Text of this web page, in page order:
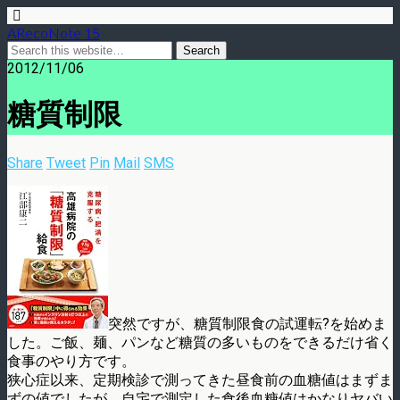
ARecoNote 15
2012/11/06
糖質制限
Share Tweet Pin Mail SMS
突然ですが、糖質制限食の試運転?を始めま
した。ご飯、麺、パンなど糖質の多いものをできるだけ省く
食事のやり方です。
狭心症以来、定期検診で測ってきた昼食前の血糖値はまずま